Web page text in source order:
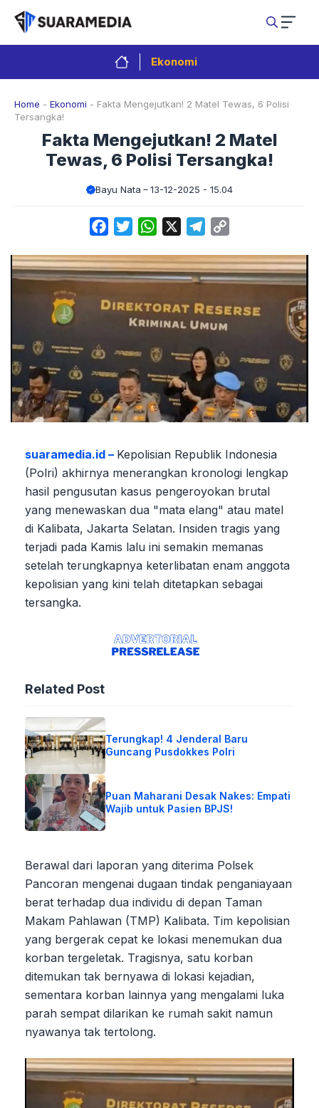
Langsung
isi
Ekonomi
Home - Ekonomi - Fakta Mengejutkan! 2 Matel Tewas, 6 Polisi
Tersangka!
Fakta Mengejutkan! 2 Matel
Tewas, 6 Polisi Tersangka!
Bayu Nata 13-12-2025 - 15.04
FacebookTwitterWhatsApp Telegram
suaramedia.id – Kepolisian Republik Indonesia
(Polri) akhirnya menerangkan kronologi lengkap
hasil pengusutan kasus pengeroyokan brutal
yang menewaskan dua "mata elang" atau matel
di Kalibata, Jakarta Selatan. Insiden tragis yang
terjadi pada Kamis lalu ini semakin memanas
setelah terungkapnya keterlibatan enam anggota
kepolisian yang kini telah ditetapkan sebagai
tersangka.
Related Post
Terungkap! 4 Jenderal Baru
Guncang Pusdokkes Polri
Puan Maharani Desak Nakes: Empati
Wajib untuk Pasien BPJS!
Berawal dari laporan yang diterima Polsek
Pancoran mengenai dugaan tindak penganiayaan
berat terhadap dua individu di depan Taman
Makam Pahlawan (TMP) Kalibata. Tim kepolisian
yang bergerak cepat ke lokasi menemukan dua
korban tergeletak. Tragisnya, satu korban
ditemukan tak bernyawa di lokasi kejadian,
sementara korban lainnya yang mengalami luka
parah sempat dilarikan ke rumah sakit namun
nyawanya tak tertolong.